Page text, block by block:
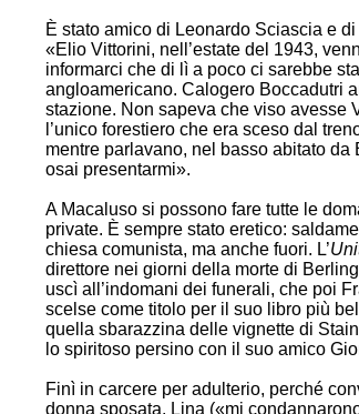
È stato amico di Leonardo Sciascia e
«Elio Vittorini, nell’estate del 1943,
informarci che di lì a poco ci sarebbe
angloamericano. Calogero Boccadutri
stazione. Non sapeva che viso avesse
l’unico forestiero che era sceso dal
mentre parlavano, nel basso abitato da
osai presentarmi».
A Macaluso si possono fare tutte le
private. È sempre stato eretico:
chiesa comunista, ma anche fuori. L’
direttore nei giorni della morte di
uscì all’indomani dei funerali, che poi
scelse come titolo per il suo libro più
quella sbarazzina delle vignette di
lo spiritoso persino con il suo amico
Finì in carcere per adulterio, perché
donna sposata, Lina («mi